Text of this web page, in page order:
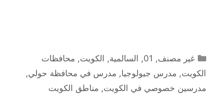
التصنيفات
غير مصنف,
01
, السالمية, الكويت, محافظات
الكويت, مدرس جيولوجيا, مدرس في محافظة حولي,
مدرسين خصوصي في الكويت, مناطق الكويت